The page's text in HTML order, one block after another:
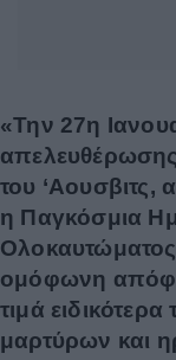
«Την 27η
απελευθέρωσης
του ‘Αουσβιτς,
η Παγκόσμια
ομόφωνη
τιμά
μαρτύρων και